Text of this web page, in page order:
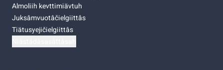
Almoliih kevttimiävtuh
Juksâmvuotâčielgiittâs
Tiätusyejičielgiittâs